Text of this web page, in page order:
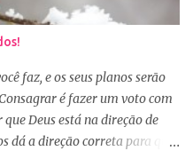
deixando para o próximo
desanima é iniciar lendo
iniciar no dia
acostumas com a leitura
faz, e os seus planos serão
é fazer um voto com
Deus está na direção de
dá a direção correta para que